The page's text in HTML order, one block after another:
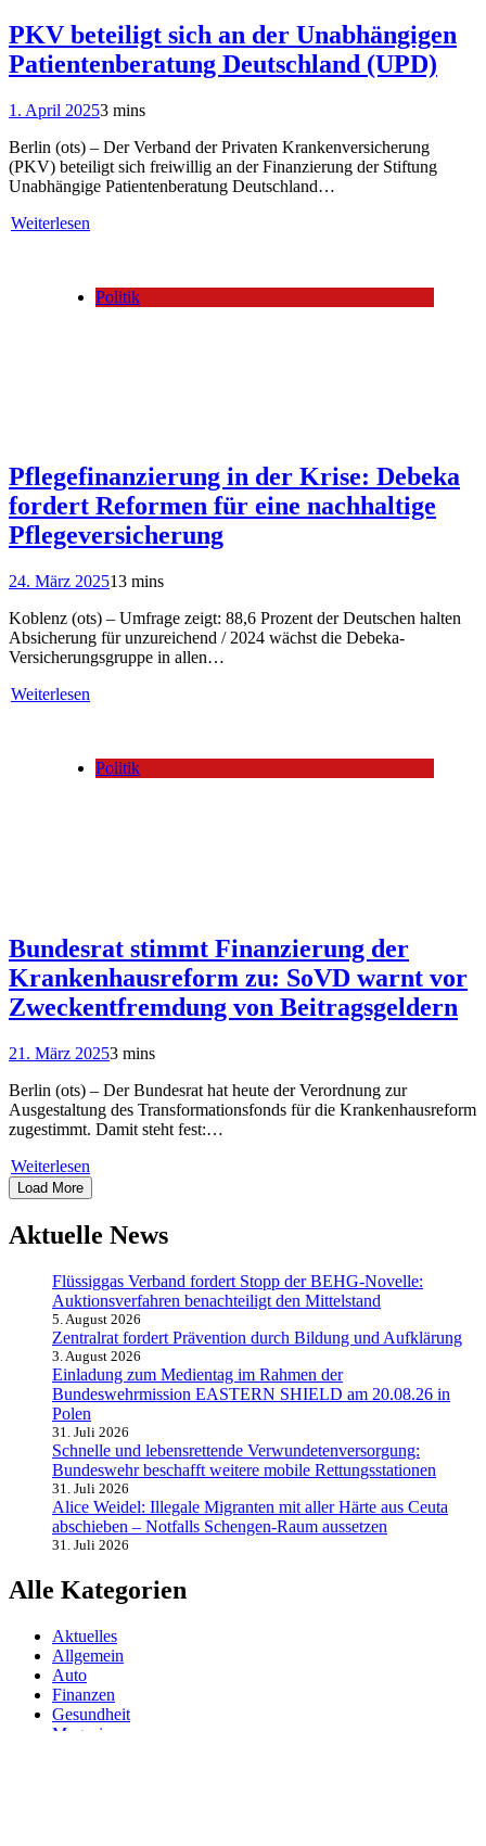
PKV beteiligt sich an der Unabhängigen
Patientenberatung Deutschland (UPD)
1. April 20253 mins
Berlin (ots) – Der Verband der Privaten Krankenversicherung
(PKV) beteiligt sich freiwillig an der Finanzierung der Stiftung
Unabhängige Patientenberatung Deutschland…
Weiterlesen
Politik
Pflegefinanzierung in der Krise: Debeka
fordert Reformen für eine nachhaltige
Pflegeversicherung
24. März 202513 mins
Koblenz (ots) – Umfrage zeigt: 88,6 Prozent der Deutschen halten
Absicherung für unzureichend / 2024 wächst die Debeka-
Versicherungsgruppe in allen…
Weiterlesen
Politik
Bundesrat stimmt Finanzierung der
Krankenhausreform zu: SoVD warnt vor
Zweckentfremdung von Beitragsgeldern
21. März 20253 mins
Berlin (ots) – Der Bundesrat hat heute der Verordnung zur
Ausgestaltung des Transformationsfonds für die Krankenhausreform
zugestimmt. Damit steht fest:…
Weiterlesen
Load More
Aktuelle News
Flüssiggas Verband fordert Stopp der BEHG-Novelle:
Auktionsverfahren benachteiligt den Mittelstand
5. August 2026
Zentralrat fordert Prävention durch Bildung und Aufklärung
3. August 2026
Einladung zum Medientag im Rahmen der
Bundeswehrmission EASTERN SHIELD am 20.08.26 in
Polen
31. Juli 2026
Schnelle und lebensrettende Verwundetenversorgung:
Bundeswehr beschafft weitere mobile Rettungsstationen
31. Juli 2026
Alice Weidel: Illegale Migranten mit aller Härte aus Ceuta
abschieben – Notfalls Schengen-Raum aussetzen
31. Juli 2026
Alle Kategorien
Aktuelles
Allgemein
Auto
Finanzen
Gesundheit
Magazin